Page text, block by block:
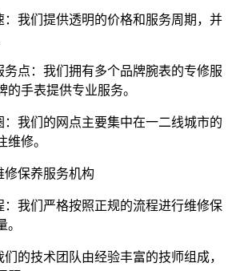
：我们提供透明的价格和服务周期，并
务点：我们拥有多个品牌腕表的专修服
手表提供专业服务。
：我们的网点主要集中在一二线城市的
维修。
修保养服务机构
：我们严格按照正规的流程进行维修保
的技术团队由经验丰富的技师组成，